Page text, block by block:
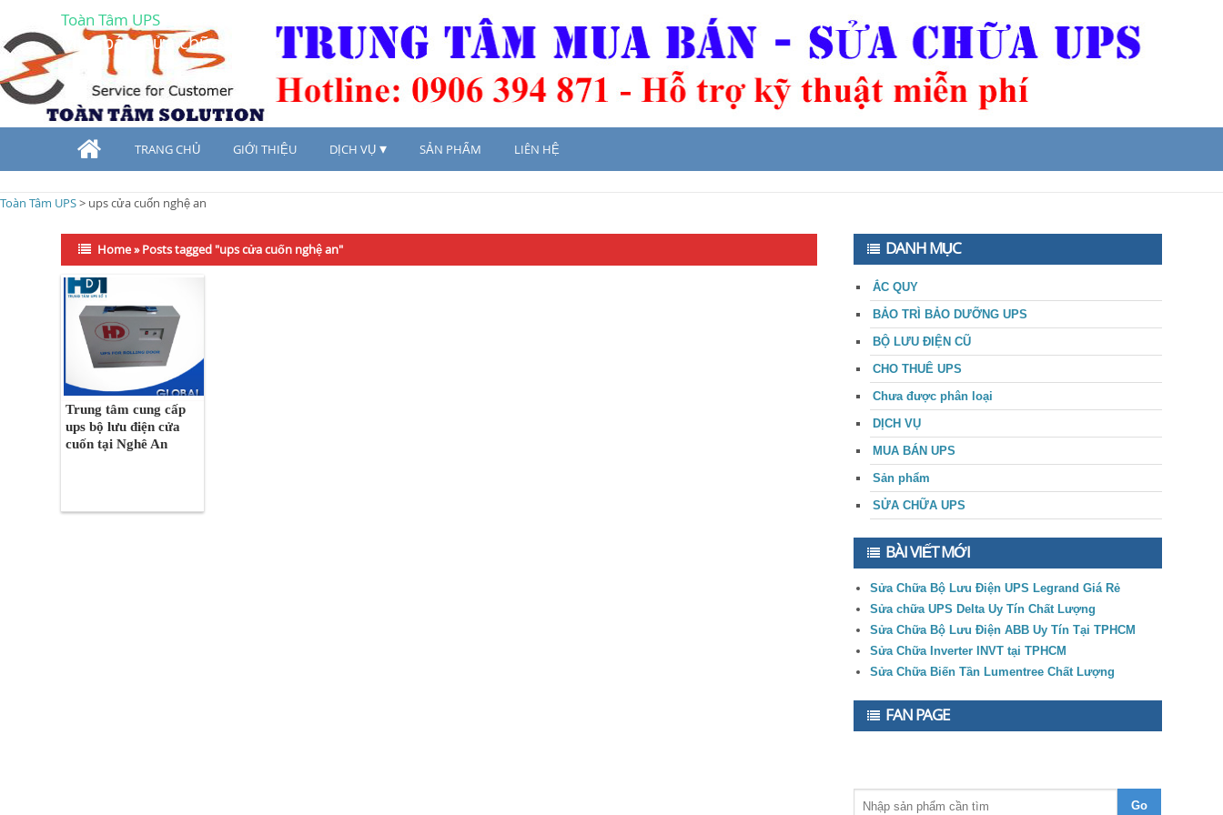
Toàn Tâm UPS
Mua bán, sửa chữa UPS
TRANG CHỦ GIỚI THIỆU DỊCH VỤ SẢN PHẨM LIÊN HỆ
Toàn Tâm UPS> ups cửa cuốn nghệ an
Home»Posts tagged "ups cửa cuốn nghệ an"
Trung tâm cung cấp
ups bộ lưu điện cửa
cuốn tại Nghê An
DANH MỤC
ẮC QUY
BẢO TRÌ BẢO DƯỠNG UPS
BỘ LƯU ĐIỆN CŨ
CHO THUÊ UPS
Chưa được phân loại
DỊCH VỤ
MUA BÁN UPS
Sản phẩm
SỬA CHỮA UPS
BÀI VIẾT MỚI
Sửa Chữa Bộ Lưu Điện UPS Legrand Giá Rẻ
Sửa chữa UPS Delta Uy Tín Chất Lượng
Sửa Chữa Bộ Lưu Điện ABB Uy Tín Tại TPHCM
Sửa Chữa Inverter INVT tại TPHCM
Sửa Chữa Biến Tần Lumentree Chất Lượng
FAN PAGE